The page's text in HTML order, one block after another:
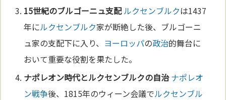
15世紀のブルゴーニュ支配ルクセンブルクは1437
年にルクセンブルク家が断絶した後、ブルゴーニ
ュ家の支配下に入り、 ヨーロッパの政治的舞台に
おいて重要な役割を果たした。
ナポレオン時代とルクセンブルクの自治ナポレオ
ン戦争後、1815年のウィーン会議でルクセンブル